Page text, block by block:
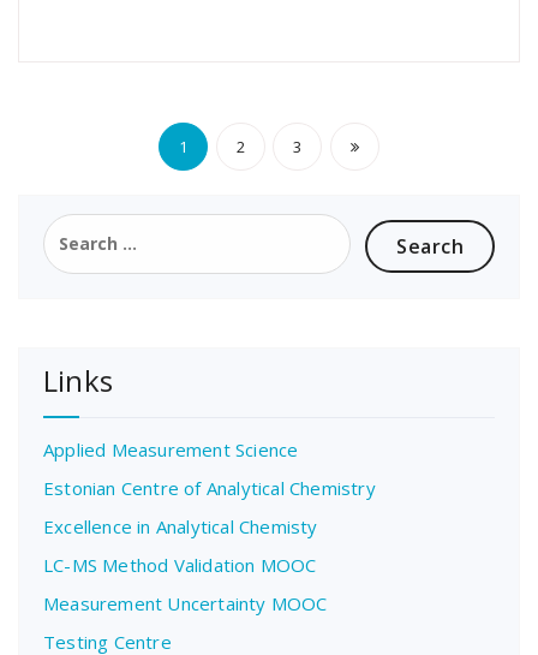
Posts
1 2 3
Search
for:
Links
Applied Measurement Science
Estonian Centre of Analytical Chemistry
Excellence in Analytical Chemisty
LC-MS Method Validation MOOC
Measurement Uncertainty MOOC
Testing Centre